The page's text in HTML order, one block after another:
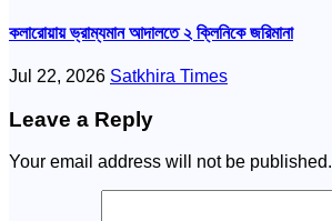
কলারোয়ায় ভ্রাম্যমান আদালতে ২ ক্লিনিকে জরিমানা
Jul 22, 2026 Satkhira Times
Leave a Reply
Your email address will not be published.